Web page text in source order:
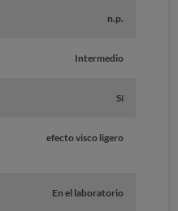
n.p.
Intermedio
Sí
efecto visco ligero
En el laboratorio